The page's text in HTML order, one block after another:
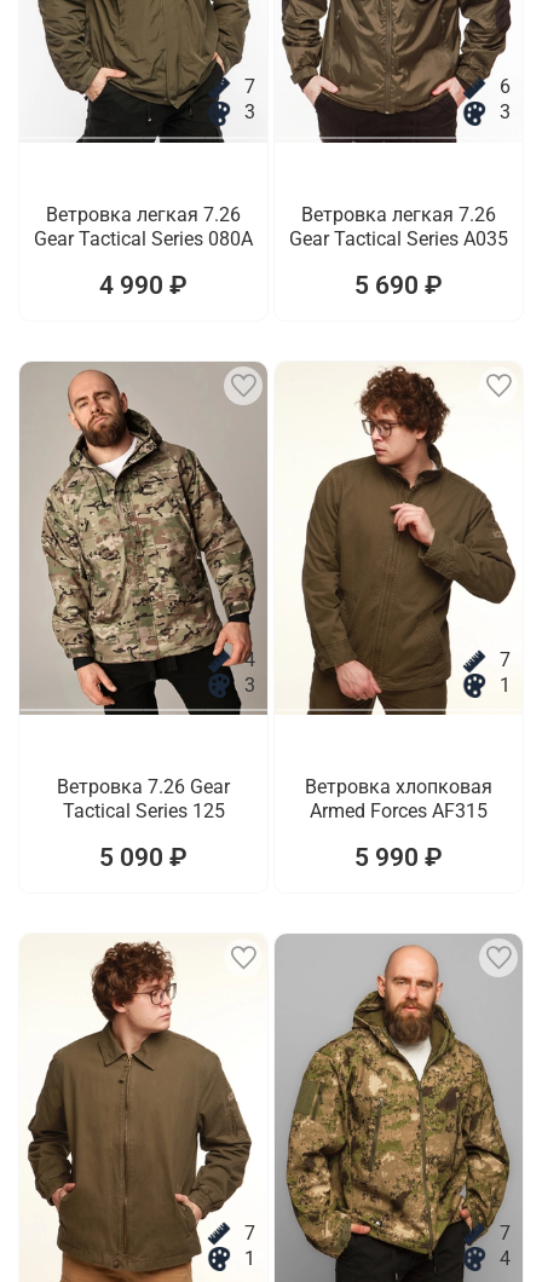
7
3
Ветровка легкая 7.26
Gear Tactical Series 080A
4 990 ₽
6
3
Ветровка легкая 7.26
Gear Tactical Series A035
5 690 ₽
4
3
Ветровка 7.26 Gear
Tactical Series 125
5 090 ₽
7
1
Ветровка хлопковая
Armed Forces AF315
5 990 ₽
7
1
7
4